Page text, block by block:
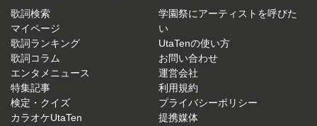
歌詞検索
マイページ
歌詞ランキング
歌詞コラム
エンタメニュース
特集記事
検定・クイズ
カラオケUtaTen
学園祭にアーティストを呼びた
い
UtaTenの使い方
お問い合わせ
運営会社
利用規約
プライバシーポリシー
提携媒体